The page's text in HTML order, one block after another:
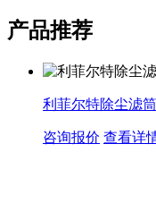
产品推荐
利菲尔特除尘滤筒
咨询报价 查看详